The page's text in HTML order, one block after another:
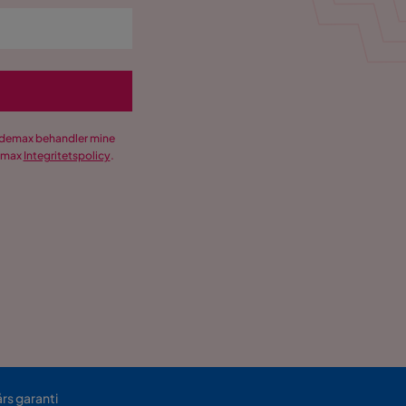
behandler mine
Integritetspolicy.
garanti